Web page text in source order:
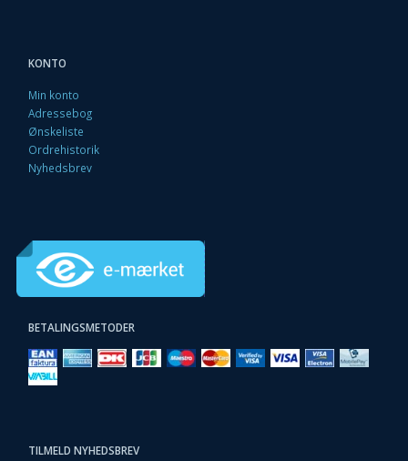
KONTO
Min konto
Adressebog
Ønskeliste
Ordrehistorik
Nyhedsbrev
BETALINGSMETODER
TILMELD NYHEDSBREV